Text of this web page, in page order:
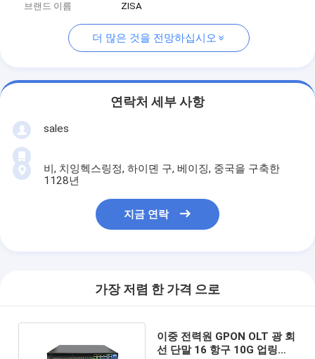
브랜드 이름
ZISA
더 많은 것을 전망하십시오
연락처 세부 사항
sales
비, 치잉헥스링정, 하이뎬 구, 베이징, 중국을 구축한
1128년
지금 연락
가장 저렴 한 가격 으로
이중 전력원 GPON OLT 광 회
선 단말 16 항구 10G 업링크